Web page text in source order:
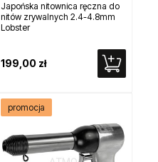
Japońska nitownica ręczna do
nitów zrywalnych 2.4-4.8mm
Lobster
199,00 zł
promocja